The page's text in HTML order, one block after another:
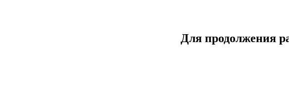
Для продолжения